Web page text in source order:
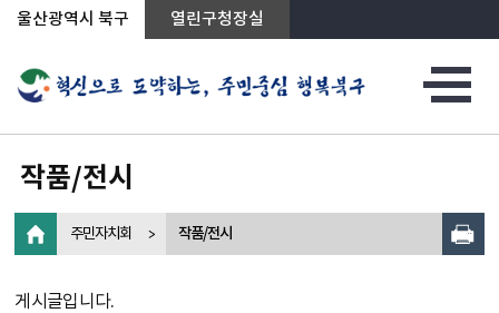
상단메뉴로 바로가기
전체메뉴로 바로가기
왼쪽메뉴로 바로가기
본문으로 바로가기
울산광역시 북구 열린구청장실
작품/전시
주민자치회 작품/전시
게시글입니다.